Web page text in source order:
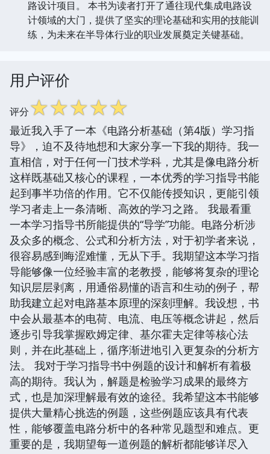
路设计项目。 本书为读者打开了通往现代集成电路设
计领域的大门，提供了坚实的理论基础和实用的技能训
练，为未来在半导体行业的职业发展奠定关键基础。
用户评价
评分☆☆☆☆☆
最近我入手了一本《电路分析基础（第4版）学习指
导》，迫不及待地想和大家分享一下我的期待。我一
直相信，对于任何一门技术学科，尤其是像电路分析
这样既基础又核心的课程，一本优秀的学习指导书能
起到事半功倍的作用。它不仅能传授知识，更能引领
学习者走上一条清晰、高效的学习之路。 我最看重
一本学习指导书所能提供的“导学”功能。电路分析涉
及众多的概念、公式和分析方法，对于初学者来说，
很容易感到晦涩难懂，无从下手。我期望这本学习指
导能够像一位经验丰富的老教授，能够将复杂的理论
知识层层剥离，用通俗易懂的语言和生动的例子，帮
助我建立起对电路基本原理的深刻理解。我设想，书
中会从最基本的电荷、电流、电压等概念讲起，然后
逐步引导我掌握欧姆定律、基尔霍夫定律等核心法
则，并在此基础上，循序渐进地引入更复杂的分析方
法。 我对于学习指导书中例题的设计和解析有着极
高的期待。我认为，解题是检验学习成果的最终方
式，也是加深理解最有效的途径。我希望这本书能够
提供大量精心挑选的例题，这些例题应该具有代表
性，能够覆盖电路分析中的各种常见题型和难点。更
重要的是，我期望每一道例题的解析都能够详尽入